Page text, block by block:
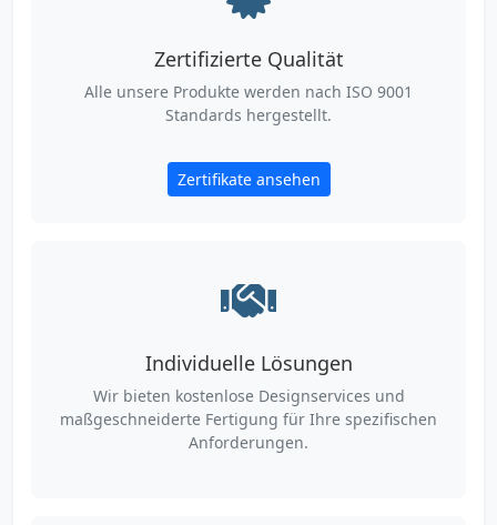
Zertifizierte Qualität
Alle unsere Produkte werden nach ISO 9001
Standards hergestellt.
Zertifikate ansehen
Individuelle Lösungen
Wir bieten kostenlose Designservices und
maßgeschneiderte Fertigung für Ihre spezifischen
Anforderungen.